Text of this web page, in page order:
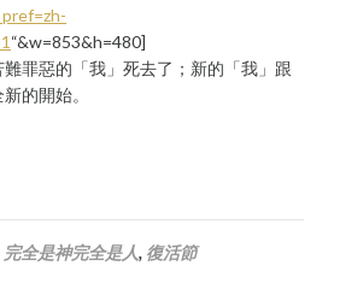
“&w=853&h=480]
罪惡的「我」死去了；新的「我」跟
的開始。
完全是神完全是人, 復活節